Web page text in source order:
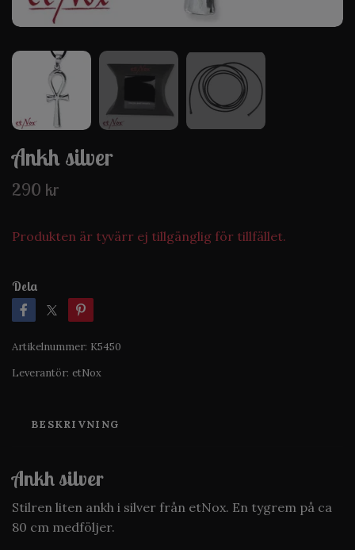
Ankh silver
290 kr
Produkten är tyvärr ej tillgänglig för tillfället.
Dela
Artikelnummer: K5450
Leverantör: etNox
BESKRIVNING
Ankh silver
Stilren liten ankh i silver från etNox. En tygrem på ca
80 cm medföljer.